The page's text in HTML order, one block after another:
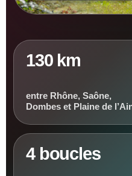
130 km
entre Rhône, Saône,
Dombes et Plaine de
4 boucles